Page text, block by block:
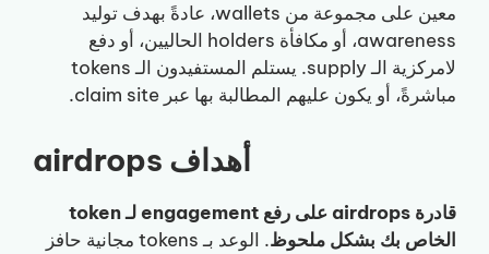
معين على مجموعة من wallets، عادةً بهدف توليد
awareness، أو مكافأة holders الحاليين، أو دفع
لامركزية الـ supply. يستلم المستفيدون الـ tokens
مباشرةً، أو يكون عليهم المطالبة بها عبر claim site.
أهداف airdrops
قادرة airdrops على رفع engagement لـ token
الخاص بك بشكل ملحوظ
. الوعد بـ tokens مجانية حافز